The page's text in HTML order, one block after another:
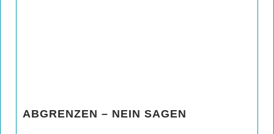
ABGRENZEN – NEIN SAGEN